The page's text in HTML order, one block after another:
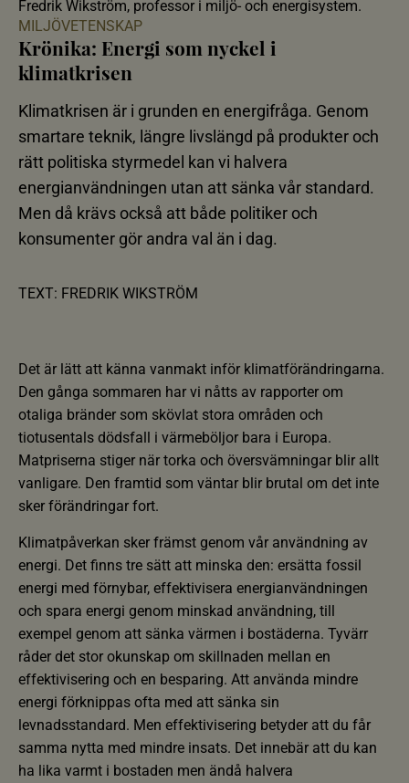
Fredrik Wikström, professor i miljö- och energisystem.
MILJÖVETENSKAP
Krönika: Energi som nyckel i
klimatkrisen
Klimatkrisen är i grunden en energifråga. Genom
smartare teknik, längre livslängd på produkter och
rätt politiska styrmedel kan vi halvera
energianvändningen utan att sänka vår standard.
Men då krävs också att både politiker och
konsumenter gör andra val än i dag.
TEXT: FREDRIK WIKSTRÖM
Det är lätt att känna vanmakt inför klimatförändringarna.
Den gånga sommaren har vi nåtts av rapporter om
otaliga bränder som skövlat stora områden och
tiotusentals dödsfall i värmeböljor bara i Europa.
Matpriserna stiger när torka och översvämningar blir allt
vanligare. Den framtid som väntar blir brutal om det inte
sker förändringar fort.
Klimatpåverkan sker främst genom vår användning av
energi. Det finns tre sätt att minska den: ersätta fossil
energi med förnybar, effektivisera energianvändningen
och spara energi genom minskad användning, till
exempel genom att sänka värmen i bostäderna. Tyvärr
råder det stor okunskap om skillnaden mellan en
effektivisering och en besparing. Att använda mindre
energi förknippas ofta med att sänka sin
levnadsstandard. Men effektivisering betyder att du får
samma nytta med mindre insats. Det innebär att du kan
ha lika varmt i bostaden men ändå halvera